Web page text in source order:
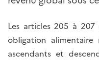
Les articles 205 à
obligation
ascendants et